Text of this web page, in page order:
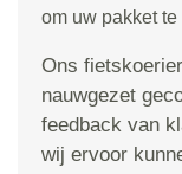
om uw pakket
Ons
nauwgezet
feedback van
wij ervoor